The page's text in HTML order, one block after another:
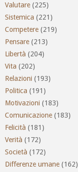
Valutare (225)
Sistemica (221)
Competere (219)
Pensare (213)
Libertà (204)
Vita (202)
Relazioni (193)
Politica (191)
Motivazioni (183)
Comunicazione (183)
Felicità (181)
Verità (172)
Società (172)
Differenze umane (162)